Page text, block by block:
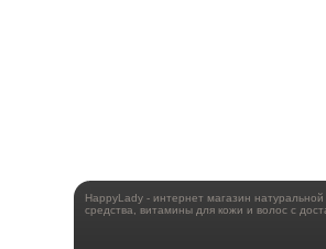
HappyLady - интернет магазин
средства, витамины для кожи и волос с